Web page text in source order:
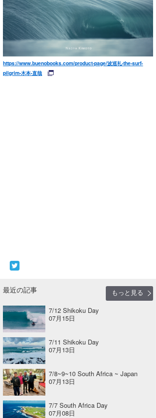
https://www.buenobooks.com/product-page/波巡礼-the-surf-
pilgrim-木本-直哉
最近の記事
もっと見る
7/12 Shikoku Day
07月15日
7/11 Shikoku Day
07月13日
7/8~9~10 South Africa ~ Japan
07月13日
7/7 South Africa Day
07月08日